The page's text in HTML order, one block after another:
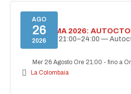
AGO
26
2026
BELLISSIMA 2026:
26 agosto | 21:00–24:00 —
Mer 26 Agosto Ore 21:00 -fino a
La Colombaia